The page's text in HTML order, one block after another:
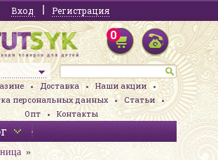
Вход Регистрация
0
Доставка
Наши акции
персональных данных
Статьи
Опт
Контакты